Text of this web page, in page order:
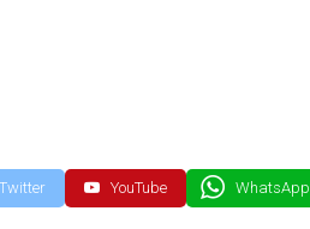
Twitter YouTube WhatsApp